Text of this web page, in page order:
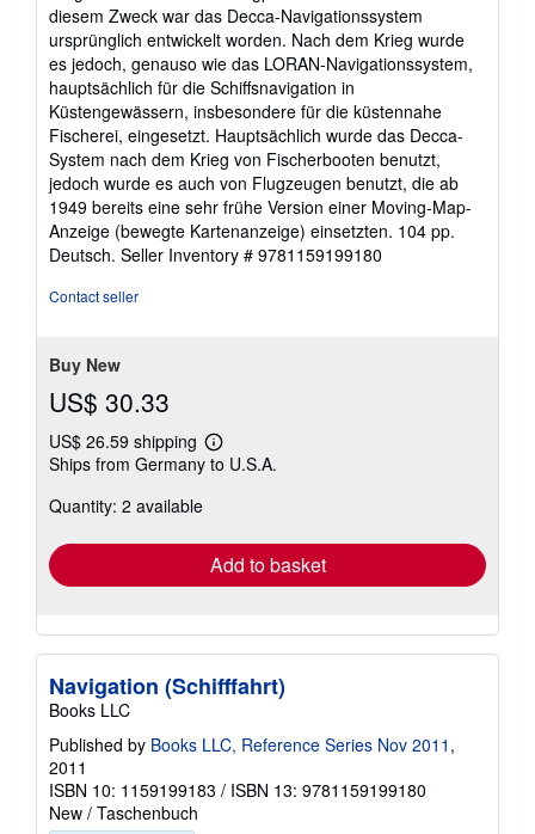
diesem Zweck war das Decca-Navigationssystem
ursprünglich entwickelt worden. Nach dem Krieg wurde
es jedoch, genauso wie das LORAN-Navigationssystem,
hauptsächlich für die Schiffsnavigation in
Küstengewässern, insbesondere für die küstennahe
Fischerei, eingesetzt. Hauptsächlich wurde das Decca-
System nach dem Krieg von Fischerbooten benutzt,
jedoch wurde es auch von Flugzeugen benutzt, die ab
1949 bereits eine sehr frühe Version einer Moving-Map-
Anzeige (bewegte Kartenanzeige) einsetzten. 104 pp.
Deutsch. Seller Inventory # 9781159199180
Contact seller
Buy New
US$ 30.33
US$ 26.59 shipping
Learn
more
Ships from Germany to U.S.A.
Quantity: 2 available
Add to basket
Navigation (Schifffahrt)
Books LLC
Published by Books LLC, Reference Series Nov 2011 ,
2011
ISBN 10: 1159199183 / ISBN 13: 9781159199180
New / Taschenbuch